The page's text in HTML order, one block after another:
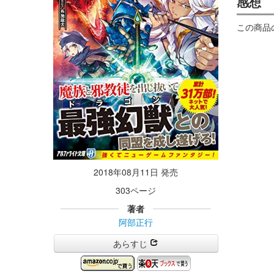
2018年08月11日 発売
303ページ
著者
阿部正行
あらすじ
この商品